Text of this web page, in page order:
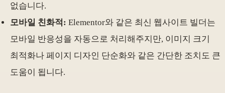
없습니다.
모바일 친화적: Elementor와 같은 최신 웹사이트 빌더는
모바일 반응성을 자동으로 처리해주지만, 이미지 크기
최적화나 페이지 디자인 단순화와 같은 간단한 조치도 큰
도움이 됩니다.